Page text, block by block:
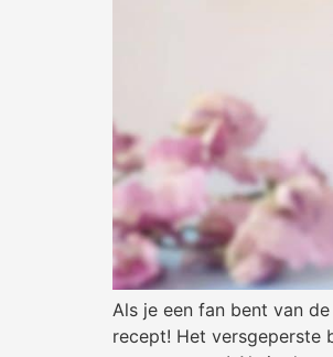
Als je een fan bent van
recept! Het versgeperste